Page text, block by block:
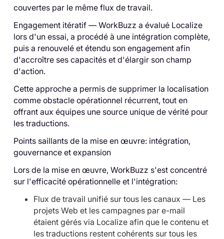
couvertes par le même flux de travail.
Engagement itératif — WorkBuzz a évalué Localize
lors d'un essai, a procédé à une intégration complète,
puis a renouvelé et étendu son engagement afin
d'accroître ses capacités et d'élargir son champ
d'action.
Cette approche a permis de supprimer la localisation
comme obstacle opérationnel récurrent, tout en
offrant aux équipes une source unique de vérité pour
les traductions.
Points saillants de la mise en œuvre: intégration,
gouvernance et expansion
Lors de la mise en œuvre, WorkBuzz s'est concentré
sur l'efficacité opérationnelle et l'intégration:
Flux de travail unifié sur tous les canaux — Les
projets Web et les campagnes par e-mail
étaient gérés via Localize afin que le contenu et
les traductions restent cohérents sur tous les